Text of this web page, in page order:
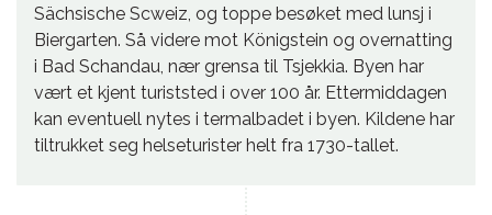
Sächsische Scweiz, og toppe besøket med lunsj i
Biergarten. Så videre mot Königstein og overnatting
i Bad Schandau, nær grensa til Tsjekkia. Byen har
vært et kjent turiststed i over 100 år. Ettermiddagen
kan eventuell nytes i termalbadet i byen. Kildene har
tiltrukket seg helseturister helt fra 1730-tallet.